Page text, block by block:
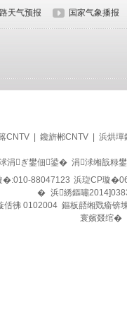
天气预报 国家气象播报
CNTV 鑱旂郴CNTV 浜烘墠
涓ぎ鐢佃鍙� 涓浗缃戠粶
�:010-88047123 浜琁CP璇
� 浜綉鏂嘯
佸彿 0102004 鏂板嚭缃戣瘉
寰嬪叕绾�